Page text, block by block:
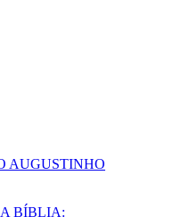
AUGUSTINHO
BÍBLIA: